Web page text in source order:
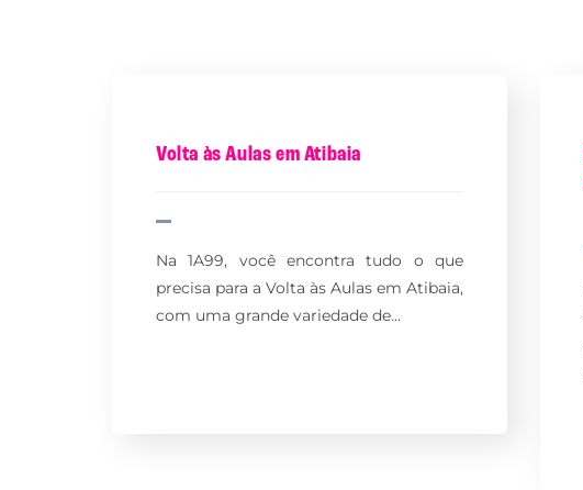
Volta às Aulas em Atibaia
Na 1A99, você encontra tudo o que
precisa para a Volta às Aulas em Atibaia,
com uma grande variedade de…